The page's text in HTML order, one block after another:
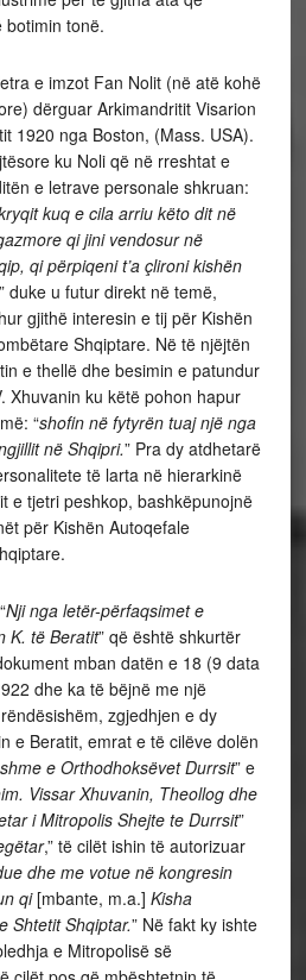
botimin tonë.
e imzot Fan Nolit (në atë kohë
dërguar Arkimandritit Visarion
1920 nga Boston, (Mass. USA).
ku Noli që në rreshtat e
e letrave personale shkruan:
kuq e cila arriu këto dit në
qi jini vendosur në
qi përpiqeni t’a çlironi kishën
duke u futur direkt në temë,
gjithë interesin e tij për Kishën
Shqiptare. Në të njëjtën
e thellë dhe besimin e patundur
Xhuvanin ku këtë pohon hapur
“shofin në fytyrën tuaj një nga
në Shqipri.” Pra dy atdhetarë
të larta në hierarkinë
e tjetri peshkop, bashkëpunojnë
për Kishën Autoqefale
Nji nga letër-përfaqsimet e
K. të Beratit” që është shkurtër
mban datën e 18 (9 data
dhe ka të bëjnë me një
zgjedhjen e dy
e Beratit, emrat e të cilëve dolën
e Orthodhoksëvet Durrsit” e
Vissar Xhuvanin, Theollog dhe
i Mitropolis Shejte te Durrsit”
,” të cilët ishin të autorizuar
dhe me votue në kongresin
qi[mbante, m.a.] Kisha
Shtetit Shqiptar.” Në fakt ky ishte
e Mitropolisë së